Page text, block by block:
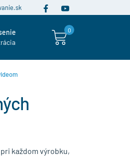
0
každom výrobku,